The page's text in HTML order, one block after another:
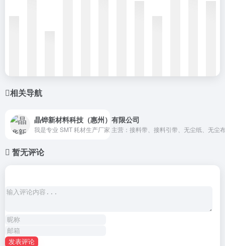
相关导航
晶铧新材料科技（惠州）有限公司
我是专业 SMT 耗材生产厂家 主营：接料带、接料引带、无尘纸、无
暂无评论
发表评论